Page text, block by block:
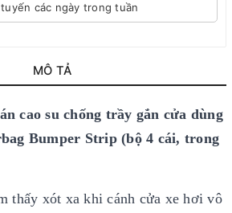
các ngày trong tuần
MÔ TẢ
cao su chống trầy gắn cửa dùng
Bumper Strip (bộ 4 cái, trong
thấy xót xa khi cánh cửa xe hơi vô